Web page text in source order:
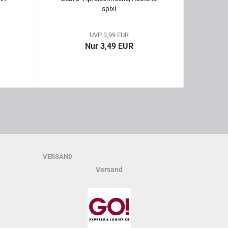
spixi
UVP 3,99 EUR
Nur 3,49 EUR
VERSAND
Versand